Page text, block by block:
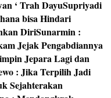
‘ Trah DayuSupriyadi
bisa Hindari
DiriSunarmin :
Jejak Pengabdiannya
Jepara Lagi dan
: Jika Terpilih Jadi
Sejahterakan